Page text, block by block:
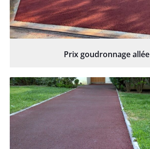
Prix goudronnage allée